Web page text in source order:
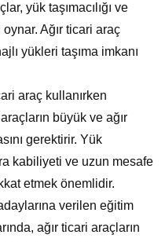
yük taşımacılığı ve
Ağır ticari araç
yükleri taşıma imkanı
araç kullanırken
büyük ve ağır
gerektirir. Yük
kabiliyeti ve uzun mesafe
etmek önemlidir.
verilen eğitim
ağır ticari araçların